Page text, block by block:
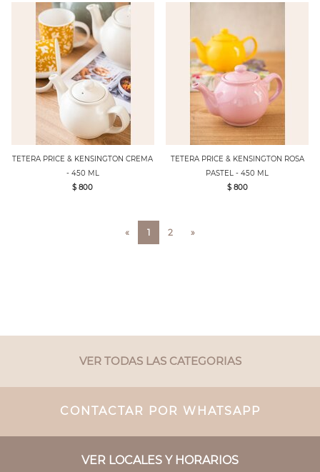
TETERA PRICE & KENSINGTON CREMA
- 450 ML
$ 800
TETERA PRICE & KENSINGTON ROSA
PASTEL - 450 ML
$ 800
« 1 2 »
VER TODAS LAS CATEGORIAS
CONTACTAR POR WHATSAPP
VER LOCALES Y HORARIOS